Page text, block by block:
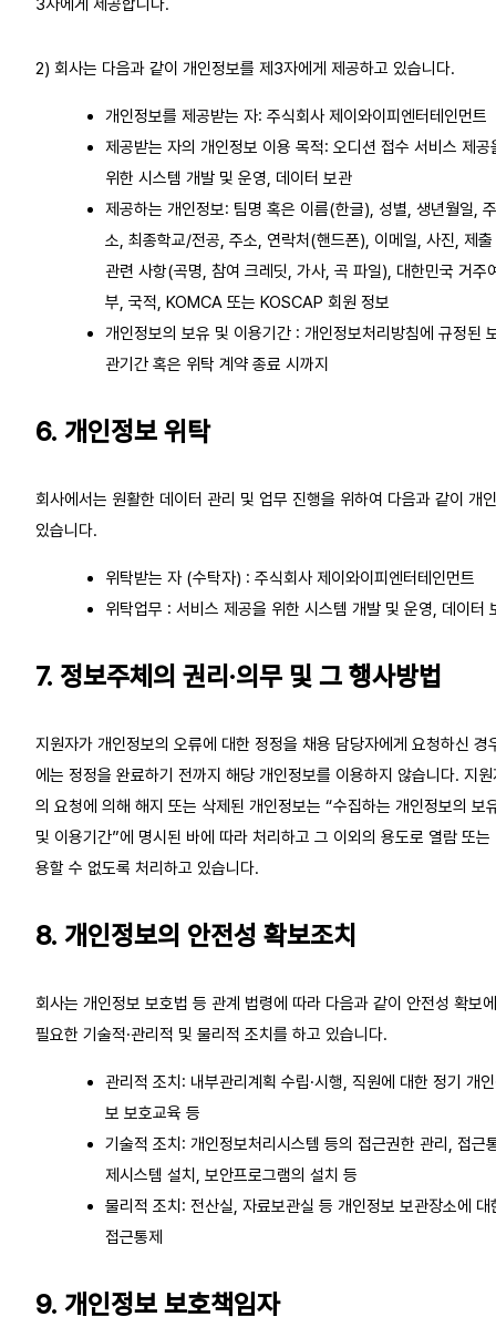
2) 회사는 다음과 같이 개인정보를 제3자에게 제공하고 있습니다.
개인정보를 제공받는 자: 주식회사 제이와이피엔터테인먼트
제공받는 자의 개인정보 이용 목적: 오디션 접수 서비스 제공
위한 시스템 개발 및 운영, 데이터 보관
제공하는 개인정보: 팀명 혹은 이름(한글), 성별, 생년월일, 주
소, 최종학교/전공, 주소, 연락처(핸드폰), 이메일, 사진, 제출
관련 사항(곡명, 참여 크레딧, 가사, 곡 파일), 대한민국 거주
부, 국적, KOMCA 또는 KOSCAP 회원 정보
개인정보의 보유 및 이용기간 : 개인정보처리방침에 규정된
관기간 혹은 위탁 계약 종료 시까지
6. 개인정보 위탁
회사에서는 원활한 데이터 관리 및 업무 진행을 위하여 다음과 같이 개
있습니다.
위탁받는 자 (수탁자) : 주식회사 제이와이피엔터테인먼트
위탁업무 : 서비스 제공을 위한 시스템 개발 및 운영, 데이터
7. 정보주체의 권리·의무 및 그 행사방법
지원자가 개인정보의 오류에 대한 정정을 채용 담당자에게 요청하신 경
에는 정정을 완료하기 전까지 해당 개인정보를 이용하지 않습니다. 지원
의 요청에 의해 해지 또는 삭제된 개인정보는 “수집하는 개인정보의 보
및 이용기간”에 명시된 바에 따라 처리하고 그 이외의 용도로 열람 또는
용할 수 없도록 처리하고 있습니다.
8. 개인정보의 안전성 확보조치
회사는 개인정보 보호법 등 관계 법령에 따라 다음과 같이 안전성 확보에
필요한 기술적·관리적 및 물리적 조치를 하고 있습니다.
관리적 조치: 내부관리계획 수립·시행, 직원에 대한 정기 개
보 보호교육 등
기술적 조치: 개인정보처리시스템 등의 접근권한 관리, 접근
제시스템 설치, 보안프로그램의 설치 등
물리적 조치: 전산실, 자료보관실 등 개인정보 보관장소에 대
접근통제
9. 개인정보 보호책임자